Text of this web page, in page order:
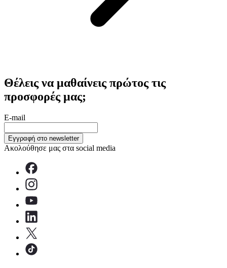
Θέλεις να μαθαίνεις πρώτος τις
προσφορές μας;
E-mail
Εγγραφή στο newsletter
Ακολούθησε μας στα social media